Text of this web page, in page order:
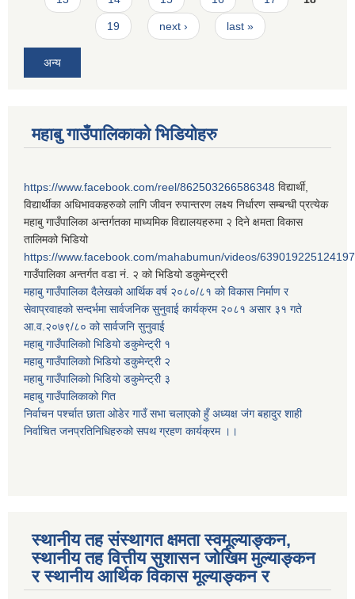
19 next › last »
अन्य
महाबु गाउँपालिकाको भिडियोहरु
https://www.facebook.com/reel/862503266586348 विद्यार्थी,
विद्यार्थीका अधिभावकहरुको लागि जीवन रुपान्तरण लक्ष्य निर्धारण सम्बन्धी प्रत्येक
महाबु गाउँपालिका अन्तर्गतका माध्यमिक विद्यालयहरुमा २ दिने क्षमता विकास
तालिमको भिडियो
https://www.facebook.com/mahabumun/videos/639019225124197
गाउँपालिका अन्तर्गत वडा नं. २ को भिडियो डकुमेन्ट्ररी
महाबु गाउँपालिका दैलेखको आर्थिक वर्ष २०८०/८१ को विकास निर्माण र
सेवाप्रवाहको सन्दर्भमा सार्वजनिक सुनुवाई कार्यक्रम २०८१ असार ३१ गते
आ.व.२०७९/८० को सार्वजनि सुनुवाई
महाबु गाउँपालिकाो भिडियो डकुमेन्ट्री १
महाबु गाउँपालिकाो भिडियो डकुमेन्ट्री २
महाबु गाउँपालिकाो भिडियो डकुमेन्ट्री ३
महाबु गाउँपालिकाको गित
निर्वाचन पर्श्चात छाता ओडेर गाउँ सभा चलाएको हुँ अध्यक्ष जंग बहादुर शाही
निर्वाचित जनप्रतिनिधिहरुको सपथ ग्रहण कार्यक्रम ।।
स्थानीय तह संस्थागत क्षमता स्वमूल्याङ्कन,
स्थानीय तह वित्तीय सुशासन जोखिम मुल्याङ्कन
र स्थानीय आर्थिक विकास मूल्याङ्कन र